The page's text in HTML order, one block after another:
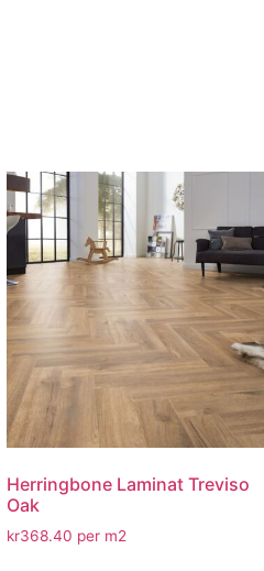
Herringbone Laminat Treviso
Oak
kr368.40 per m2